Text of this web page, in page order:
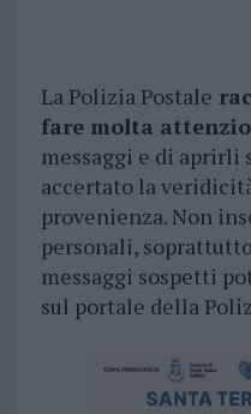
La Polizia Postale
fare molta
messaggi e di aprirli
accertato la
provenienza. Non
personali,
messaggi sospetti
sul portale della